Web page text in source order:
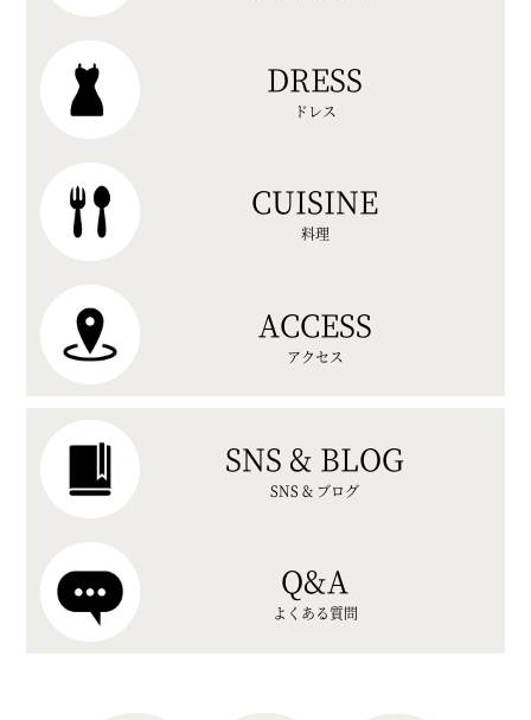
DRESS
ドレス
CUISINE
料理
ACCESS
アクセス
SNS & BLOG
SNS & ブログ
Q&A
よくある質問